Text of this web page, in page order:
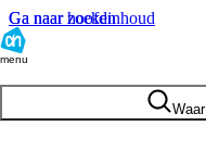
Ga naar hoofdinhoud
Ga naar zoeken
menu